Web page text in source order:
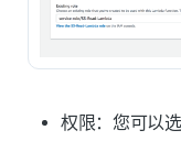
权限： 您可以